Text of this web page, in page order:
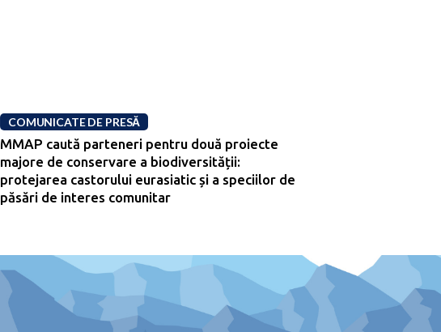
COMUNICATE DE PRESĂ
MMAP caută parteneri pentru două proiecte
majore de conservare a biodiversității:
protejarea castorului eurasiatic și a speciilor de
păsări de interes comunitar